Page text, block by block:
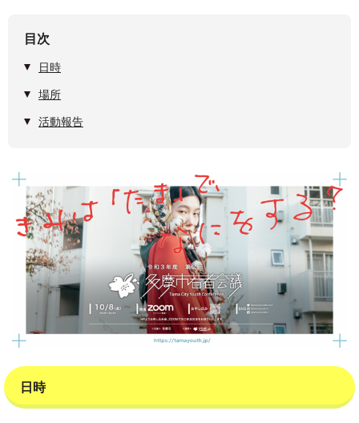
目次
日時
場所
活動報告
日時